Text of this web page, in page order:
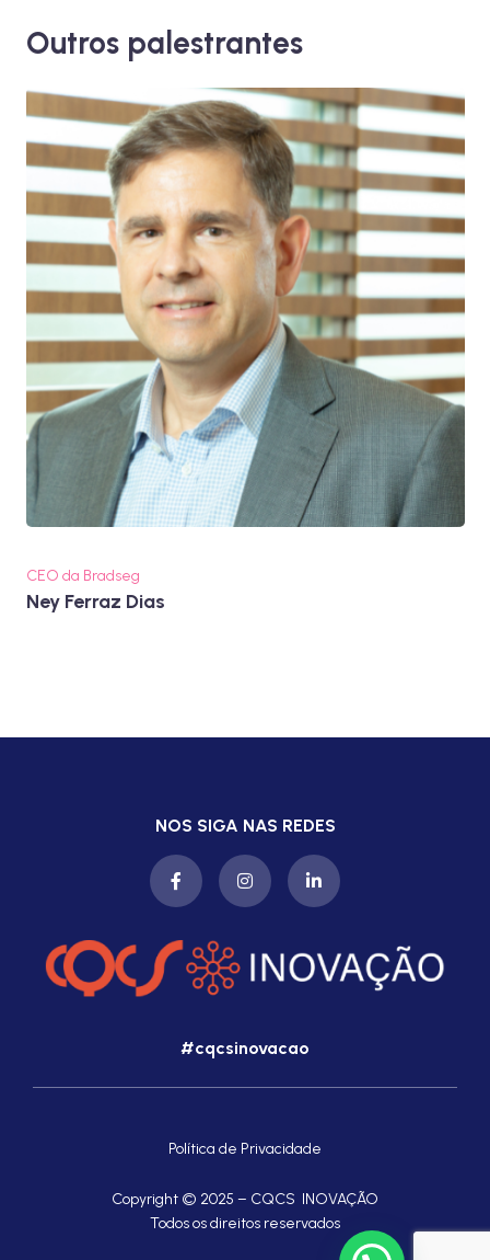
Outros palestrantes
CEO da Bradseg
Ney Ferraz Dias
NOS SIGA NAS REDES
#cqcsinovacao
Política de Privacidade
Copyright © 2025 – CQCS INOVAÇÃO
Todos os direitos reservados